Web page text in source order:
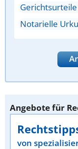
Notarielle
Angebote für
von